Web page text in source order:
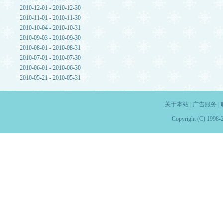
2010-12-01 - 2010-12-30
2010-11-01 - 2010-11-30
2010-10-04 - 2010-10-31
2010-09-03 - 2010-09-30
2010-08-01 - 2010-08-31
2010-07-01 - 2010-07-30
2010-06-01 - 2010-06-30
2010-05-21 - 2010-05-31
关于本站| 广告服务
Copyright (C) 1998-